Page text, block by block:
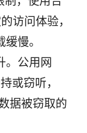
访问体验，
慢。
。公用网
或窃听，
据被窃取的